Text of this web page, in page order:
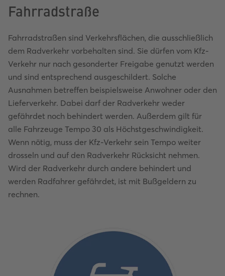
Fahrradstraße
Fahrradstraßen sind Verkehrsflächen, die ausschließlich
dem Radverkehr vorbehalten sind. Sie dürfen vom Kfz-
Verkehr nur nach gesonderter Freigabe genutzt werden
und sind entsprechend ausgeschildert. Solche
Ausnahmen betreffen beispielsweise Anwohner oder den
Lieferverkehr. Dabei darf der Radverkehr weder
gefährdet noch behindert werden. Außerdem gilt für
alle Fahrzeuge Tempo 30 als Höchstgeschwindigkeit.
Wenn nötig, muss der Kfz-Verkehr sein Tempo weiter
drosseln und auf den Radverkehr Rücksicht nehmen.
Wird der Radverkehr durch andere behindert und
werden Radfahrer gefährdet, ist mit Bußgeldern zu
rechnen.